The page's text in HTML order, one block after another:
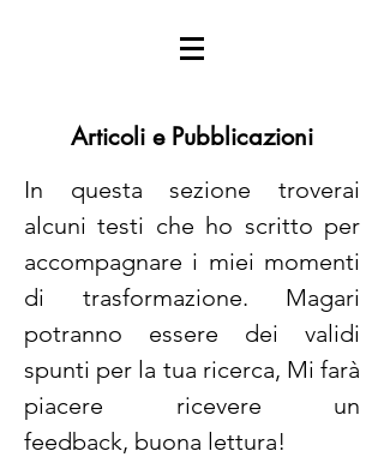
Articoli e Pubblicazioni
In questa sezione troverai
alcuni testi che ho scritto per
accompagnare i miei momenti
di trasformazione. Magari
potranno essere dei validi
spunti per la tua ricerca, Mi farà
piacere ricevere un
feedback, buona lettura!